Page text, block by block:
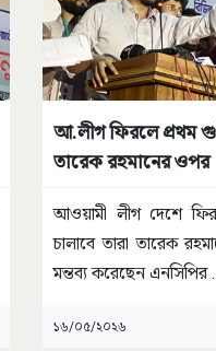
আ.লীগ ফিরলে প্রথম
তারেক রহমানের ওপর
আওয়ামী লীগ দেশে
চালাবে তারা তারেক
মন্তব্য করেছেন এনসিপির
১৬/০৫/২০২৬